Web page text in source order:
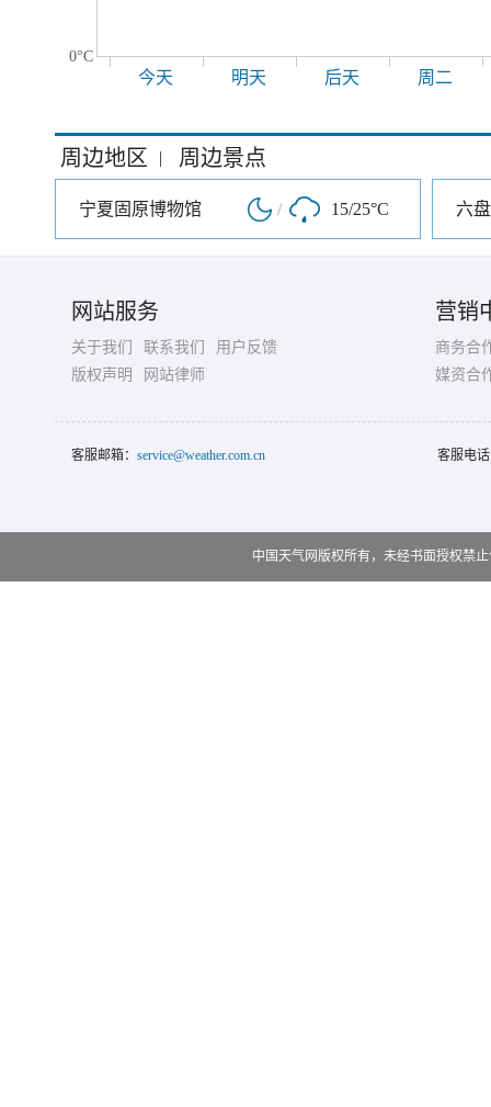
0°C
今天 明天 后天 周二
周边地区 | 周边景点
宁夏固原博物馆 / 15/25°C 六
网站服务
关于我们 联系我们
用户反馈
版权声明
网站律师
营销
商务合
媒资合
客服邮箱： service@weather.com.cn 客服电
中国天气网版权所有，未经书面授权